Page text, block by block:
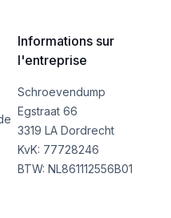
Informations sur
l'entreprise
Schroevendump
Egstraat 66
3319 LA Dordrecht
KvK: 77728246
BTW: NL861112556B01